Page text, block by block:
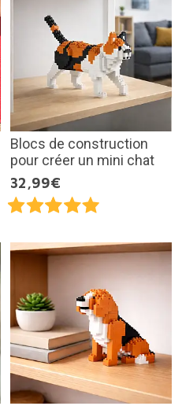
Blocs de construction
pour créer un mini chat
32,99€